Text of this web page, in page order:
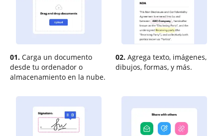
01. Carga un documento
desde tu ordenador o
almacenamiento en la nube.
02. Agrega texto, imágenes,
dibujos, formas, y más.